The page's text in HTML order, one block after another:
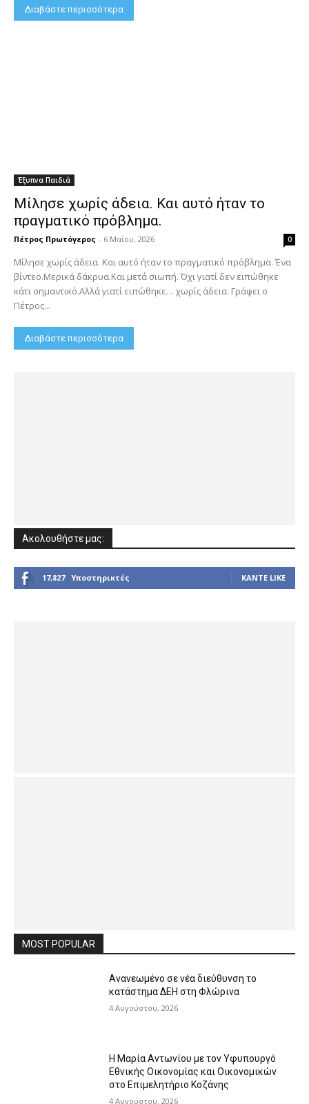
Διαβάστε περισσότερα
Έξυπνα Παιδιά
Μίλησε χωρίς άδεια. Και αυτό ήταν το
πραγματικό πρόβλημα.
Πέτρος Πρωτόγερος - 6 Μαΐου, 2026 0
Μίλησε χωρίς άδεια. Και αυτό ήταν το πραγματικό πρόβλημα. Ένα
βίντεο.Μερικά δάκρυα.Και μετά σιωπή. Όχι γιατί δεν ειπώθηκε
κάτι σημαντικό.Αλλά γιατί ειπώθηκε… χωρίς άδεια. Γράφει ο
Πέτρος...
Διαβάστε περισσότερα
Ακολουθήστε μας:
17,827 Υποστηρικτές ΚΆΝΤΕ LIKE
MOST POPULAR
Ανανεωμένο σε νέα διεύθυνση το
κατάστημα ΔΕΗ στη Φλώρινα
4 Αυγούστου, 2026
Η Μαρία Αντωνίου με τον Υφυπουργό
Εθνικής Οικονομίας και Οικονομικών
στο Επιμελητήριο Κοζάνης
4 Αυγούστου, 2026